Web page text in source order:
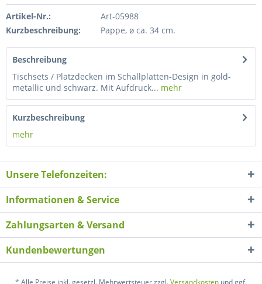
Artikel-Nr.:
Art-05988
Kurzbeschreibung:
Pappe, ø ca. 34 cm.
Beschreibung
Tischsets / Platzdecken im Schallplatten-Design in gold-
metallic und schwarz. Mit Aufdruck... mehr
Kurzbeschreibung
mehr
Unsere Telefonzeiten:
Informationen & Service
Zahlungsarten & Versand
Kundenbewertungen